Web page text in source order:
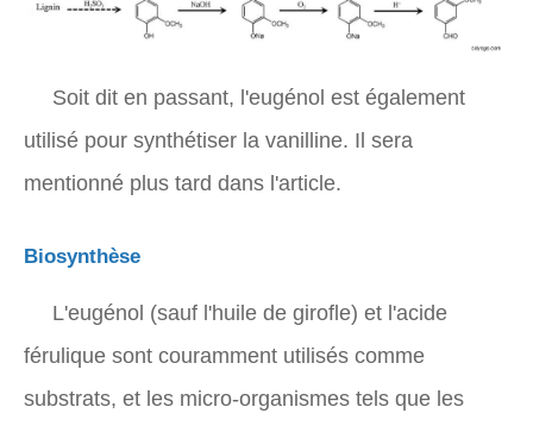
Soit dit en passant, l'eugénol est également
utilisé pour synthétiser la vanilline. Il sera
mentionné plus tard dans l'article.
Biosynthèse
L'eugénol (sauf l'huile de girofle) et l'acide
férulique sont couramment utilisés comme
substrats, et les micro-organismes tels que les